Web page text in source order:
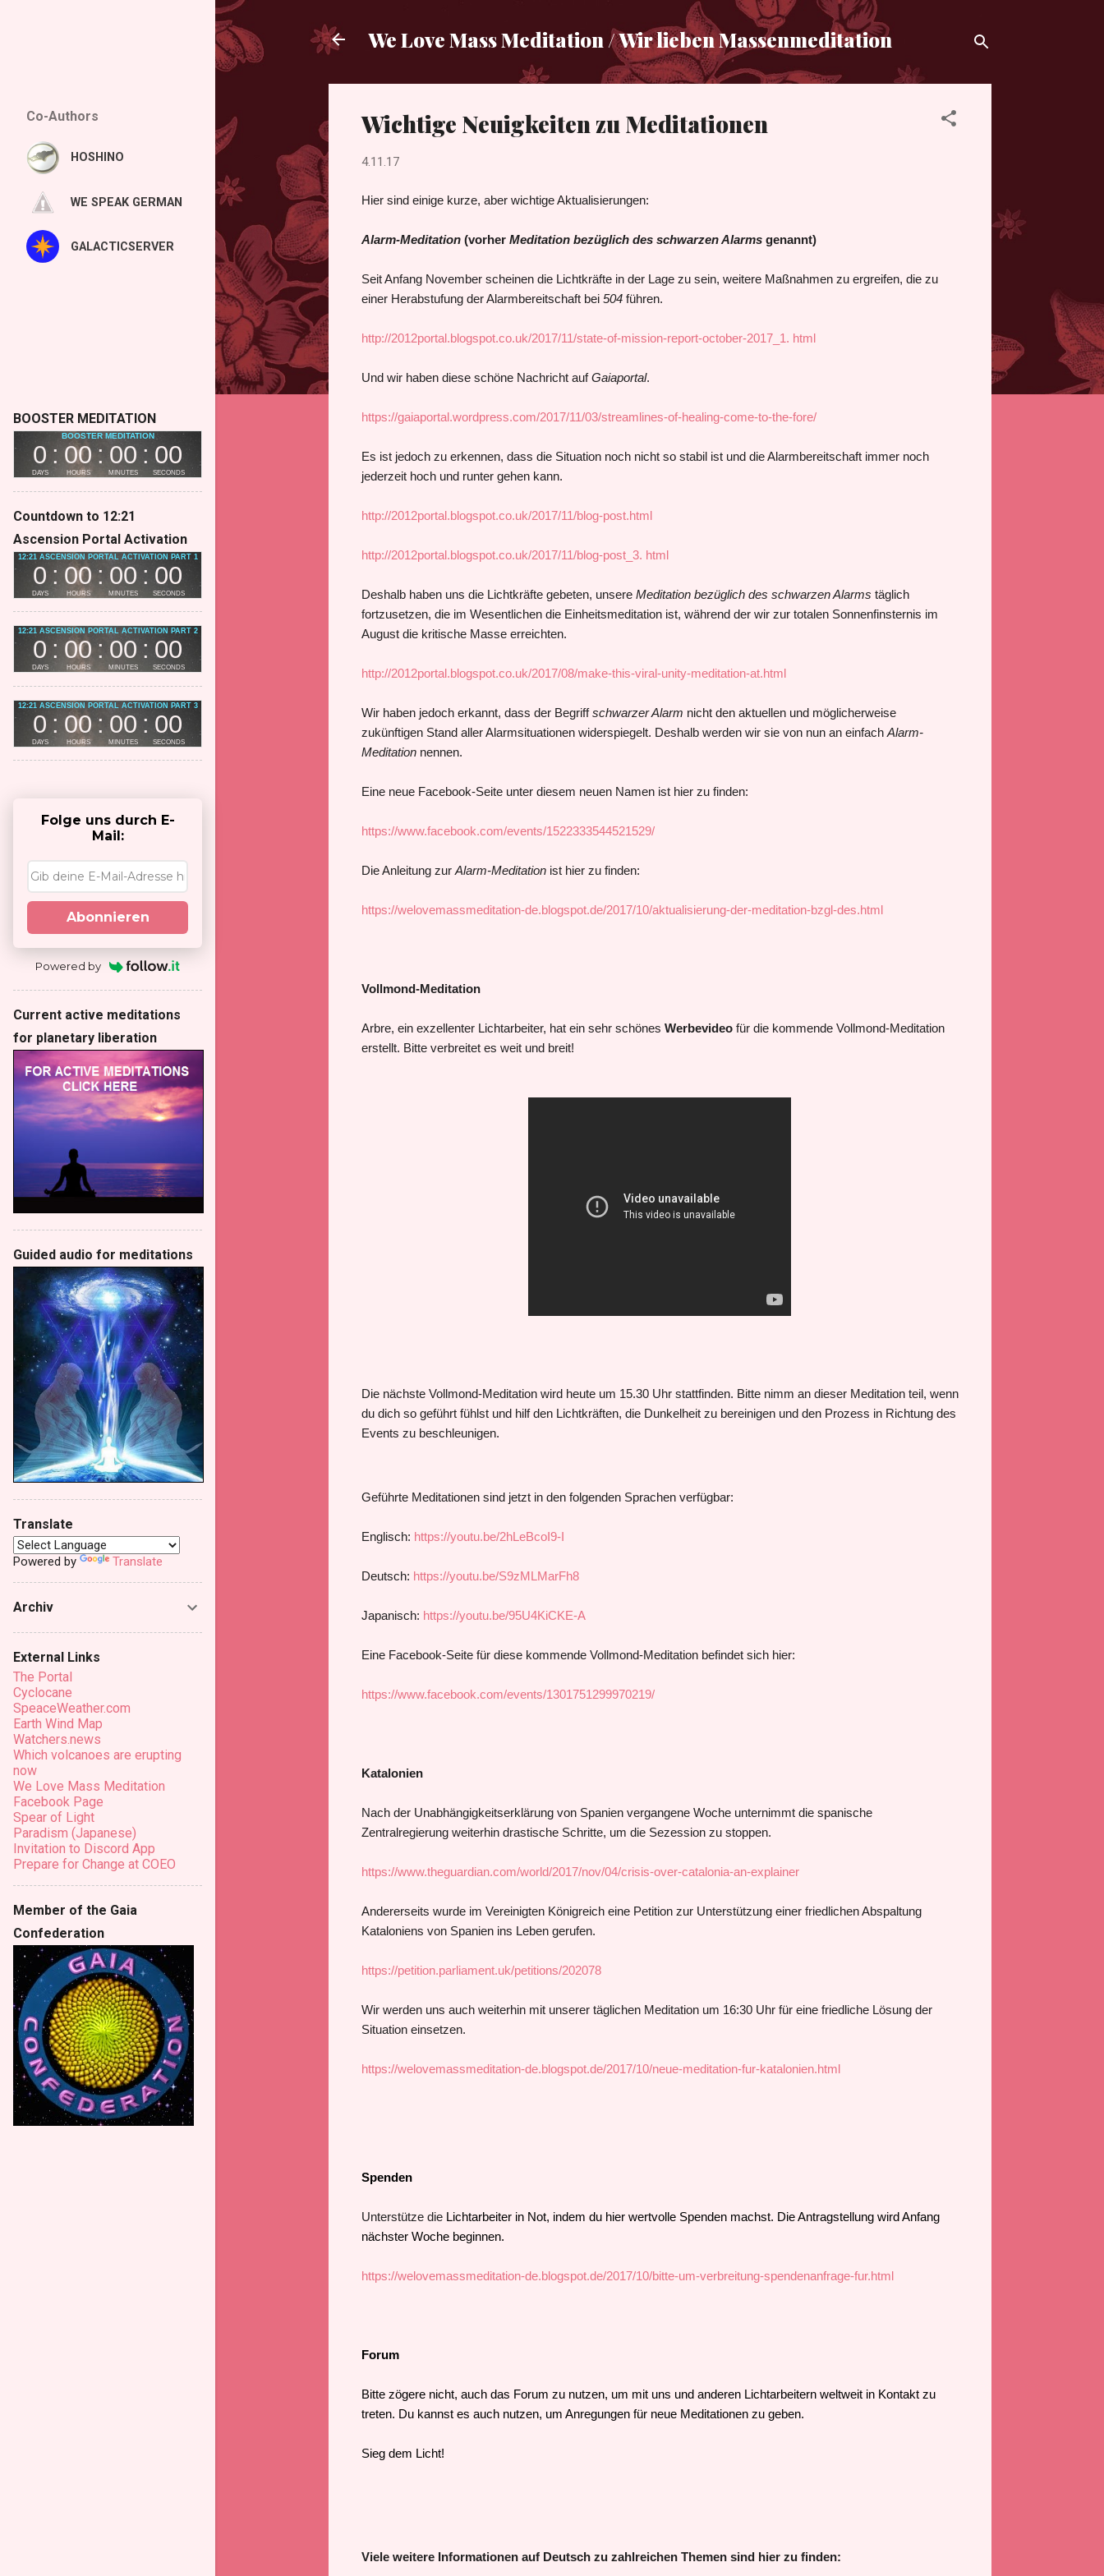
We Love Mass Meditation / Wir lieben Massenmeditation
Wichtige Neuigkeiten zu Meditationen
4.11.17
Hier sind einige kurze, aber wichtige Aktualisierungen:
Alarm-Meditation(vorher Meditation bezüglich des schwarzen Alarmsgenannt)
Seit Anfang November scheinen die Lichtkräfte in der Lage zu sein, weitere Maßnahmen zu ergreifen, die zu
einer Herabstufung der Alarmbereitschaft bei 504führen.
http://2012portal.blogspot.co.uk/2017/11/state-of-mission-report-october-2017_1. html
Und wir haben diese schöne Nachricht aufGaiaportal.
https://gaiaportal.wordpress.com/2017/11/03/streamlines-of-healing-come-to-the-fore/
Es ist jedoch zu erkennen, dass die Situation noch nicht so stabil ist und die Alarmbereitschaft immer noch
jederzeit hoch und runter gehen kann.
http://2012portal.blogspot.co.uk/2017/11/blog-post.html
http://2012portal.blogspot.co.uk/2017/11/blog-post_3. html
Deshalb haben uns die Lichtkräfte gebeten, unsere Meditation bezüglich des schwarzen Alarms täglich
fortzusetzen, die im Wesentlichen die Einheitsmeditation ist, während der wir zur totalen Sonnenfinsternis im
August die kritische Masse erreichten.
http://2012portal.blogspot.co.uk/2017/08/make-this-viral-unity-meditation-at.html
Wir haben jedoch erkannt, dass der Begriffschwarzer Alarm nicht den aktuellen und möglicherweise
zukünftigen Stand aller Alarmsituationen widerspiegelt. Deshalb werden wir sie von nun an einfach Alarm-
Meditationnennen.
Eine neue Facebook-Seite unter diesem neuen Namen ist hier zu finden:
https://www.facebook.com/events/1522333544521529/
Die Anleitung zur Alarm-Meditationist hier zu finden:
https://welovemassmeditation-de.blogspot.de/2017/10/aktualisierung-der-meditation-bzgl-des.html
Vollmond-Meditation
Arbre, ein exzellenter Lichtarbeiter, hat ein sehr schönes Werbevideofür die kommende Vollmond-Meditation
erstellt. Bitte verbreitet es weit und breit!
Die nächsteVollmond-Meditation wird heute um 15.30 Uhr stattfinden. Bitte nimm an dieser Meditation teil, wenn
du dich so geführt fühlst und hilf den Lichtkräften, die Dunkelheit zu bereinigen und den Prozess in Richtung des
Events zu beschleunigen.
Geführte Meditationen sind jetzt in den folgenden Sprachen verfügbar:
Englisch: https://youtu.be/2hLeBcoI9-I
Deutsch: https://youtu.be/S9zMLMarFh8
Japanisch: https://youtu.be/95U4KiCKE-A
Eine Facebook-Seite für diese kommende Vollmond-Meditation befindet sich hier:
https://www.facebook.com/events/1301751299970219/
Katalonien
Nach der Unabhängigkeitserklärung von Spanien vergangene Woche unternimmt die spanische
Zentralregierung weiterhin drastische Schritte, um die Sezession zu stoppen.
https://www.theguardian.com/world/2017/nov/04/crisis-over-catalonia-an-explainer
Andererseits wurde im Vereinigten Königreich eine Petition zur Unterstützung einer friedlichen Abspaltung
Kataloniens von Spanien ins Leben gerufen.
https://petition.parliament.uk/petitions/202078
Wir werden uns auch weiterhin mit unserer täglichen Meditation um 16:30 Uhrfür eine friedliche Lösung der
Situation einsetzen.
https://welovemassmeditation-de.blogspot.de/2017/10/neue-meditation-fur-katalonien.html
Spenden
Unterstütze dieLichtarbeiterin Not, indem du hier wertvolle Spenden machst. Die Antragstellung wird Anfang
nächster Woche beginnen.
https://welovemassmeditation-de.blogspot.de/2017/10/bitte-um-verbreitung-spendenanfrage-fur.html
Forum
Bitte zögere nicht, auch das Forum zu nutzen, um mit uns und anderen Lichtarbeitern weltweit in Kontakt zu
treten. Du kannst es auch nutzen, um Anregungen für neue Meditationen zu geben.
Sieg dem Licht!
Vieleweitere Informationen auf Deutsch zu zahlreichen Themen sind hier zu finden:
Co-Authors
HOSHINO
WE SPEAK GERMAN
GALACTICSERVER
BOOSTER MEDITATION
Countdown to 12:21
Ascension Portal Activation
Folge uns durch E-
Mail:
Abonnieren
Powered by
Current active meditations
for planetary liberation
Guided audio for meditations
Translate
Powered by Translate
Archiv
External Links
The Portal
Cyclocane
SpeaceWeather.com
Earth Wind Map
Watchers.news
Which volcanoes are erupting
now
We Love Mass Meditation
Facebook Page
Spear of Light
Paradism (Japanese)
Invitation to Discord App
Prepare for Change at COEO
Member of the Gaia
Confederation